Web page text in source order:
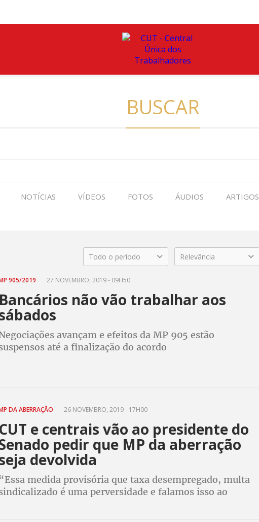
BUSCAR
NOTÍCIAS VÍDEOS FOTOS ÁUDIOS ARTIGOS
Todo o período Relevância
905/2019 27 NOVEMBRO, 2019 - 09H50
Bancários não vão trabalhar aos
avançam e efeitos da MP 905 estão
até a finalização do acordo
DA ABERRAÇÃO 26 NOVEMBRO, 2019 - 17H00
CUT e centrais vão ao presidente do
pedir que MP da aberração
devolvida
“Essa medida provisória que taxa desempregado, multa
é uma perversidade e falamos isso ao